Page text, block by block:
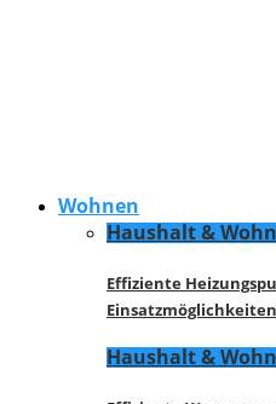
Wohnen
Haushalt &
Effiziente
Haushalt &